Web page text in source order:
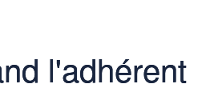
l'adhérent